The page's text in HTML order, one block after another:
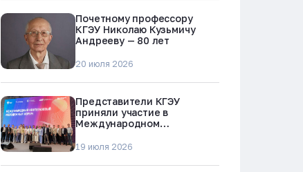
Почетному профессору
КГЭУ Николаю Кузьмичу
Андрееву — 80 лет
20 июля 2026
Представители КГЭУ
приняли участие в
Международном
форуме в Альметьевске
19 июля 2026